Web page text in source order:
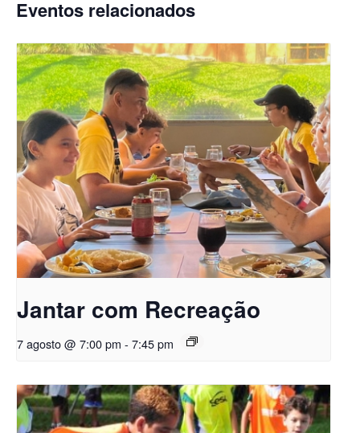
Eventos relacionados
Jantar com Recreação
7 agosto @ 7:00 pm - 7:45 pm